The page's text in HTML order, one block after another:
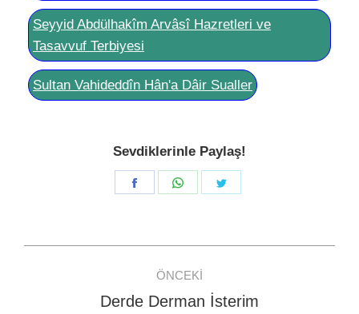
Seyyid Abdülhakîm Arvâsî Hazretleri ve
Tasavvuf Terbiyesi
Sultan Vahideddîn Hân'a Dâir Sualler
Sevdiklerinle Paylaş!
Share
Share
navigation
ÖNCEKI
Previous
Derde Derman İsterim